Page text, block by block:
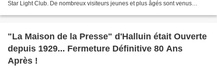
Star Light Club. De nombreux visiteurs jeunes et plus âgés sont venus
"La Maison de la Presse" d'Halluin était Ouverte
depuis 1929... Fermeture Définitive 80 Ans
Après !